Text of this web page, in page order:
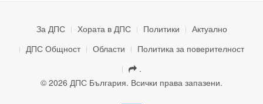
За ДПС Хората в ДПС Политики
Актуално
ДПС Общност
Области
Политика за поверителност
.
© 2026 ДПС България. Всички права запазени.